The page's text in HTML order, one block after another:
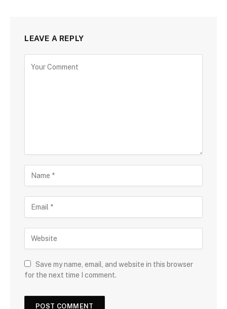
LEAVE A REPLY
Save my name, email, and website in this browser
for the next time I comment.